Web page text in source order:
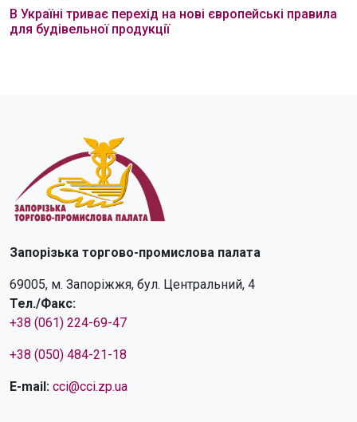
В Україні триває перехід на нові європейські правила
для будівельної продукції
Запорізька торгово-промислова палата
69005, м. Запоріжжя, бул. Центральний, 4
Тел./Факс:
+38 (061) 224-69-47
+38 (050) 484-21-18
E-mail: cci@cci.zp.ua